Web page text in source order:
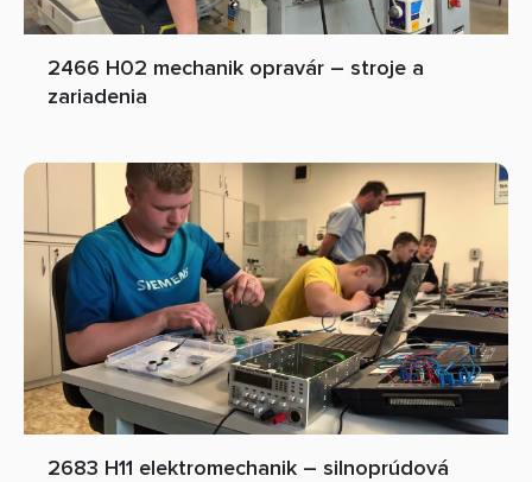
2466 H02 mechanik opravár – stroje a
zariadenia
2683 H11 elektromechanik – silnoprúdová